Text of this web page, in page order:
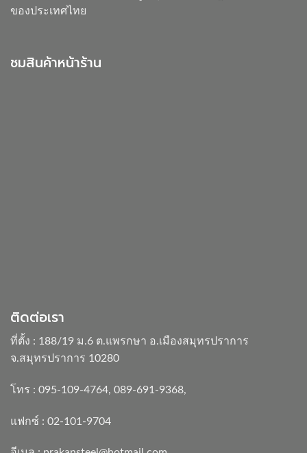
ของประเทศไทย
ชมสินค้าหน้าร้าน
ติดต่อเรา
ที่ตั้ง : 188/19 ม.6 ต.แพรกษา อ.เมืองสมุทรปราการ
จ.สมุทรปราการ 10280
โทร : 095-109-4764, 089-691-9368,
แฟกซ์ : 02-101-9704